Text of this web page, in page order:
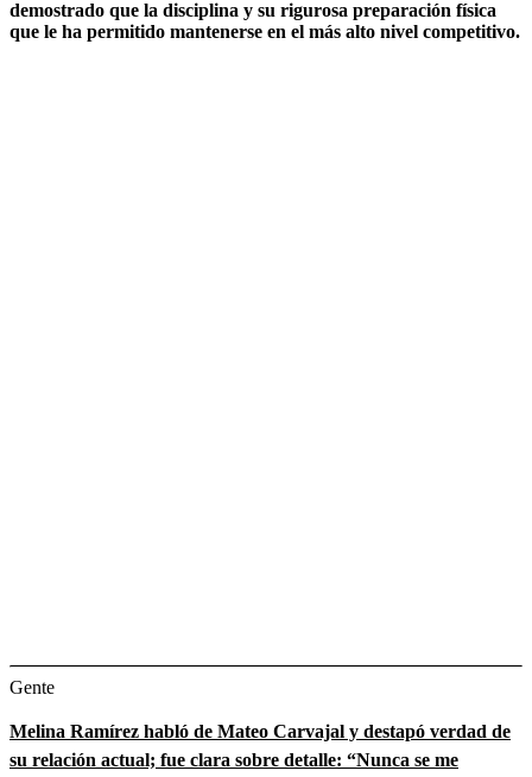
demostrado que la disciplina y su rigurosa preparación física
que le ha permitido mantenerse en el más alto nivel competitivo.
Gente
Melina Ramírez habló de Mateo Carvajal y destapó verdad de
su relación actual; fue clara sobre detalle: “Nunca se me